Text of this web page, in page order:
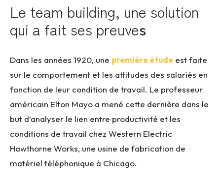
Le team building, une solution
qui a fait ses preuves
Dans les années 1920, une première étude est faite
sur le comportement et les attitudes des salariés en
fonction de leur condition de travail. Le professeur
américain Elton Mayo a mené cette dernière dans le
but d’analyser le lien entre productivité et les
conditions de travail chez Western Electric
Hawthorne Works, une usine de fabrication de
matériel téléphonique à Chicago.